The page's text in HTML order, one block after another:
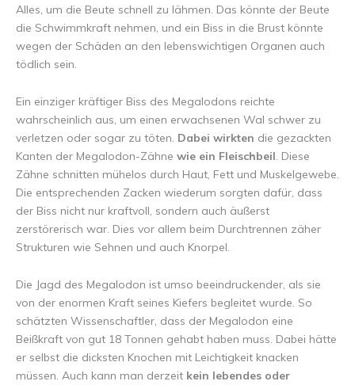
Alles, um die Beute schnell zu lähmen. Das könnte der Beute
die Schwimmkraft nehmen, und ein Biss in die Brust könnte
wegen der Schäden an den lebenswichtigen Organen auch
tödlich sein.
Ein einziger kräftiger Biss des Megalodons reichte
wahrscheinlich aus, um einen erwachsenen Wal schwer zu
verletzen oder sogar zu töten. Dabei wirkten die gezackten
Kanten der Megalodon-Zähne wie ein Fleischbeil. Diese
Zähne schnitten mühelos durch Haut, Fett und Muskelgewebe.
Die entsprechenden Zacken wiederum sorgten dafür, dass
der Biss nicht nur kraftvoll, sondern auch äußerst
zerstörerisch war. Dies vor allem beim Durchtrennen zäher
Strukturen wie Sehnen und auch Knorpel.
Die Jagd des Megalodon ist umso beeindruckender, als sie
von der enormen Kraft seines Kiefers begleitet wurde. So
schätzten Wissenschaftler, dass der Megalodon eine
Beißkraft von gut 18 Tonnen gehabt haben muss. Dabei hätte
er selbst die dicksten Knochen mit Leichtigkeit knacken
müssen. Auch kann man derzeit kein lebendes oder